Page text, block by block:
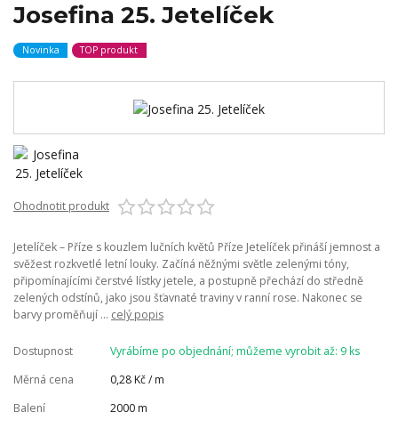
Josefina 25. Jetelíček
Novinka TOP produkt
Ohodnotit produkt
Jetelíček – Příze s kouzlem lučních květů Příze Jetelíček přináší jemnost a
svěžest rozkvetlé letní louky. Začíná něžnými světle zelenými tóny,
připomínajícími čerstvé lístky jetele, a postupně přechází do středně
zelených odstínů, jako jsou šťavnaté traviny v ranní rose. Nakonec se
barvy proměňují ... celý popis
Dostupnost
Vyrábíme po objednání; můžeme vyrobit až: 9 ks
Měrná cena
0,28 Kč / m
Balení
2000 m